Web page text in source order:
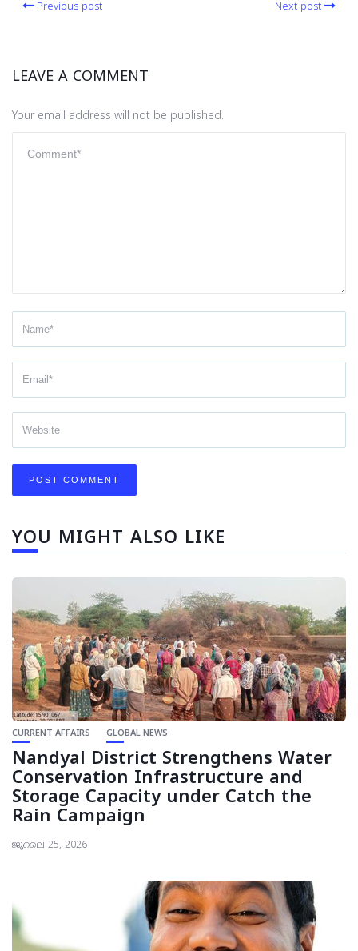
Previous post Next post
LEAVE A COMMENT
Your email address will not be published.
YOU MIGHT ALSO LIKE
CURRENT AFFAIRS GLOBAL NEWS
Nandyal District Strengthens Water
Conservation Infrastructure and
Storage Capacity under Catch the
Rain Campaign
ജൂലൈ 25, 2026